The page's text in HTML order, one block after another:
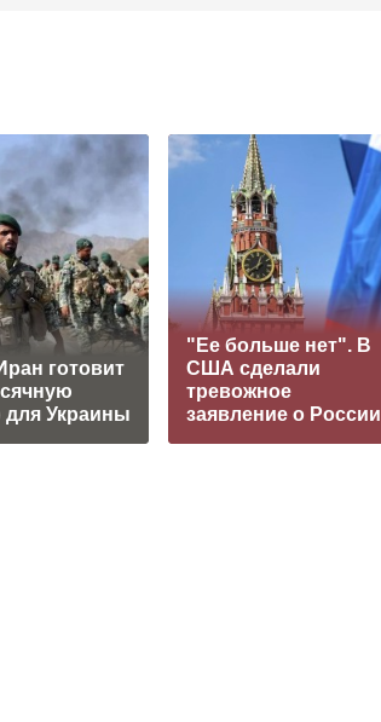
готовит
Украины
"Ее больше нет". В
США сделали
тревожное
заявление о России